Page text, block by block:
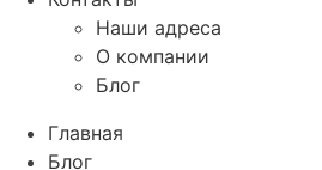
Наши адреса
О компании
Блог
Главная
Блог